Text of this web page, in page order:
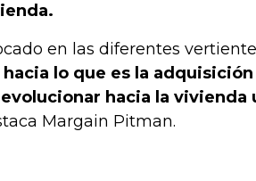
en las diferentes
lo que es la
hacia la vivienda
Margain Pitman.